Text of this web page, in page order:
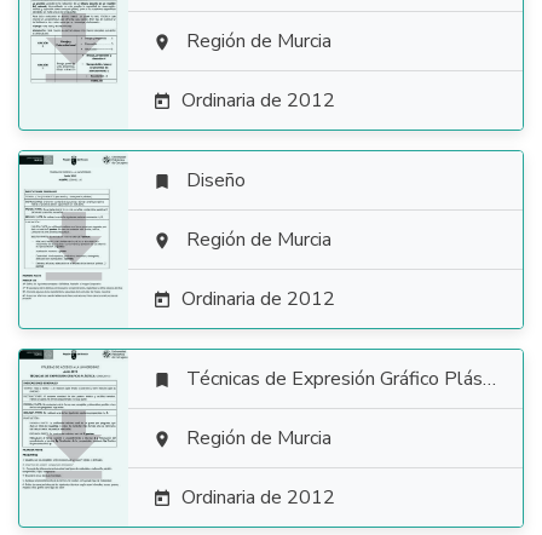
  Región de Murcia
 Ordinaria de 2012

 Diseño
 Región de Murcia
 Ordinaria de 2012

 Técnicas de Expresión Gráfico Plástica
 Región de Murcia
 Ordinaria de 2012